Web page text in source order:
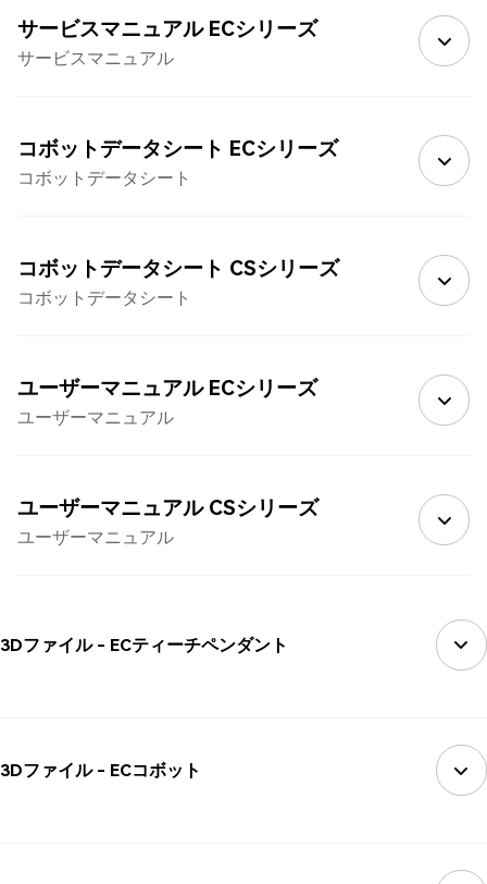
サービスマニュアル ECシリーズ
サービスマニュアル
コボットデータシート ECシリーズ
コボットデータシート
コボットデータシート CSシリーズ
コボットデータシート
ユーザーマニュアル ECシリーズ
ユーザーマニュアル
ユーザーマニュアル CSシリーズ
ユーザーマニュアル
3Dファイル - ECティーチペンダント
3Dファイル - ECコボット